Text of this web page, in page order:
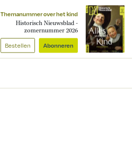
Themanummer over het kind
Historisch Nieuwsblad -
zomernummer 2026
Bestellen Abonneren